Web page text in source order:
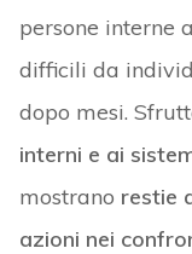
persone interne
difficili da
dopo mesi.
interni e ai
mostrano restie
azioni nei